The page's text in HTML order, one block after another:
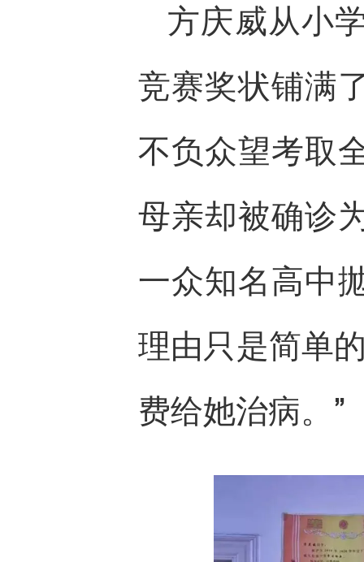
方庆威从小
竞赛奖状铺满
不负众望考取
母亲却被确诊
一众知名高中
理由只是简单
费给她治病。”